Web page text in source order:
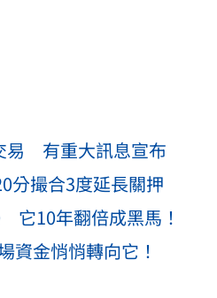
易 有重大訊息宣布
撮合3度延長關押
它10年翻倍成黑馬！
金悄悄轉向它！